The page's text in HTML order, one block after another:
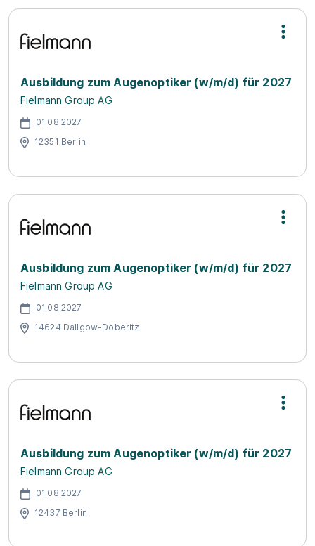
Ausbildung zum Augenoptiker (w/m/d) für 2027
Fielmann Group AG
01.08.2027
12351 Berlin
Ausbildung zum Augenoptiker (w/m/d) für 2027
Fielmann Group AG
01.08.2027
14624 Dallgow-Döberitz
Ausbildung zum Augenoptiker (w/m/d) für 2027
Fielmann Group AG
01.08.2027
12437 Berlin